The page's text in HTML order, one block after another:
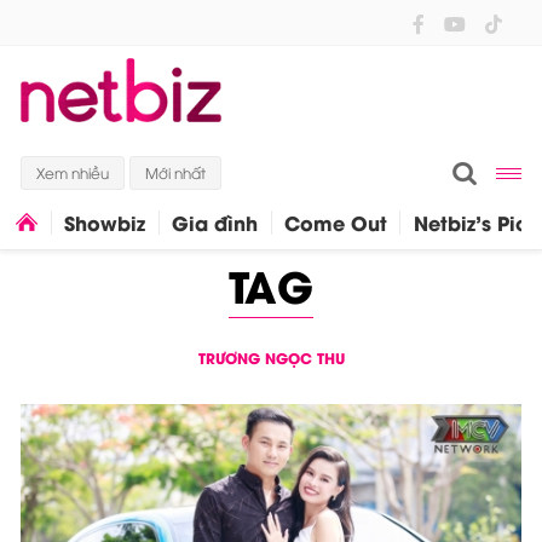
Xem nhiều Mới nhất
Showbiz Gia đình Come Out Netbiz's Pick
TAG
TRƯƠNG NGỌC THU